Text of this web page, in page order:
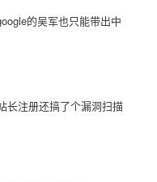
的吴军也只能带出中
长注册还搞了个漏洞扫描